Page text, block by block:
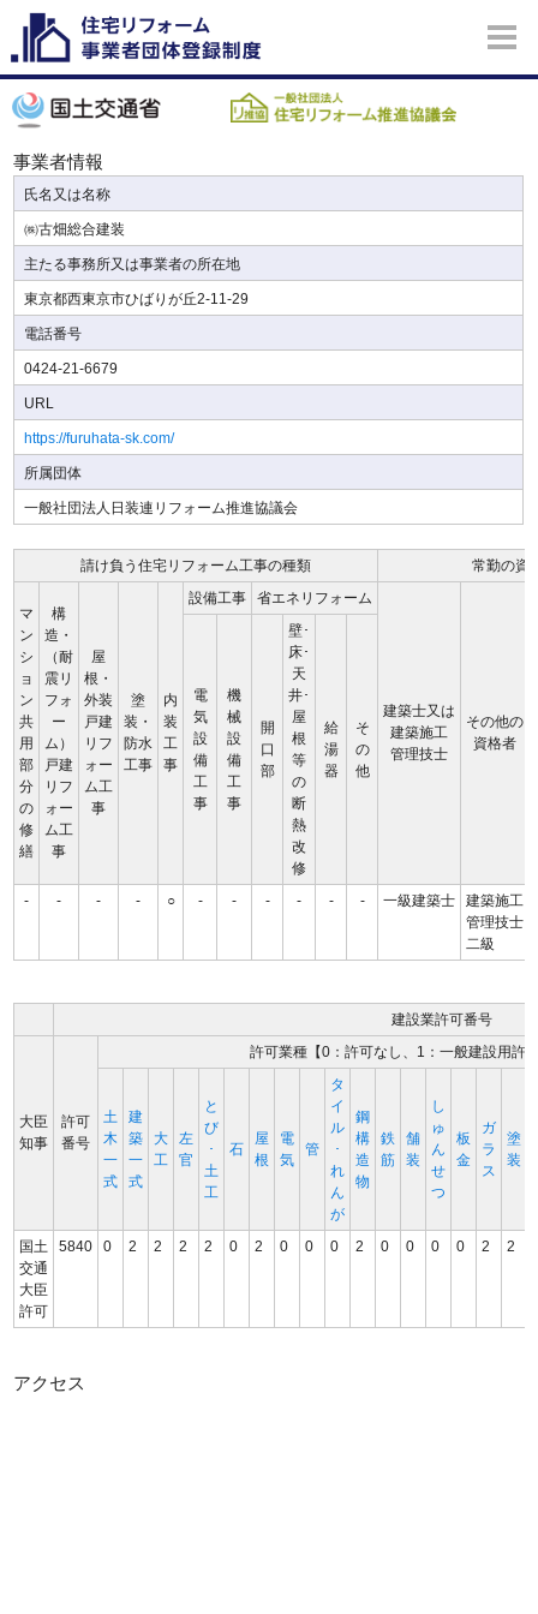
事業者情報
氏名又は名称
㈱古畑総合建装
主たる事務所又は事業者の所在地
東京都西東京市ひばりが丘2-11-29
電話番号
0424-21-6679
URL
https://furuhata-sk.com/
所属団体
一般社団法人日装連リフォーム推進協議会
請け負う住宅リフォーム工事の種類 常勤の資
マ
ン
シ
ョ
ン
共
用
部
分
の
修
繕
構
造・
（耐
震リ
フォ
ー
ム）
戸建
リフ
ォー
ム工
事
屋
根・
外装
戸建
リフ
ォー
ム工
事
塗
装・
防水
工事
内
装
工
事
設備工事 省エネリフォーム
建築士又は
建築施工
管理技士
その他の
資格者
電
気
設
備
工
事
機
械
設
備
工
事
開
口
部
壁･
床･
天
井･
屋
根
等
の
断
熱
改
修
給
湯
器
そ
の
他
- - - - ○ - - - - - - 一級建築士
建築施工
管理技士
二級
建設業許可番号
大臣
知事
許可
番号
許可業種【0：許可なし、1：一般建設用許
土
木
一
式
建
築
一
式
大
工
左
官
と
び
･
土
工
石
屋
根
電
気
管
タ
イ
ル
･
れ
ん
が
鋼
構
造
物
鉄
筋
舗
装
し
ゅ
ん
せ
つ
板
金
ガ
ラ
ス
塗
装
国土
交通
大臣
許可
5840 0 2 2 2 2 0 2 0 0 0 2 0 0 0 0 2 2
アクセス